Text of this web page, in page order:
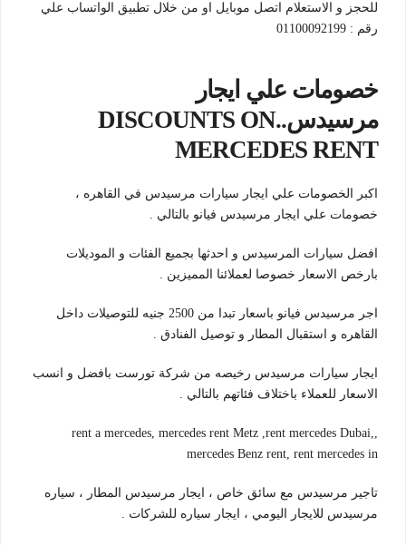
للحجز و الاستعلام اتصل موبايل او من خلال تطبيق الواتساب علي
رقم : 01100092199
خصومات علي ايجار
مرسيدس..DISCOUNTS ON
MERCEDES RENT
اكبر الخصومات علي ايجار سيارات مرسيدس في القاهره ،
خصومات علي ايجار مرسيدس فيانو بالتالي .
افضل سيارات المرسيدس و احدثها بجميع الفئات و الموديلات
بارخص الاسعار خصوصا لعملائنا المميزين .
اجر مرسيدس فيانو باسعار تبدا من 2500 جنيه للتوصيلات داخل
القاهره و استقبال المطار و توصيل الفنادق .
ايجار سيارات مرسيدس رخيصه من شركة تورست بافضل و انسب
الاسعار للعملاء باختلاف فئاتهم بالتالي .
,rent a mercedes, mercedes rent Metz ,rent mercedes Dubai,
mercedes Benz rent, rent mercedes in
تاجير مرسيدس مع سائق خاص ، ايجار مرسيدس المطار ، سياره
مرسيدس للايجار اليومي ، ايجار سياره للشركات .